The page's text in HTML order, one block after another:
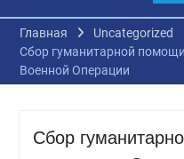
Главная
Uncategorized
Сбор гуманитарной
Военной Операции
Сбор